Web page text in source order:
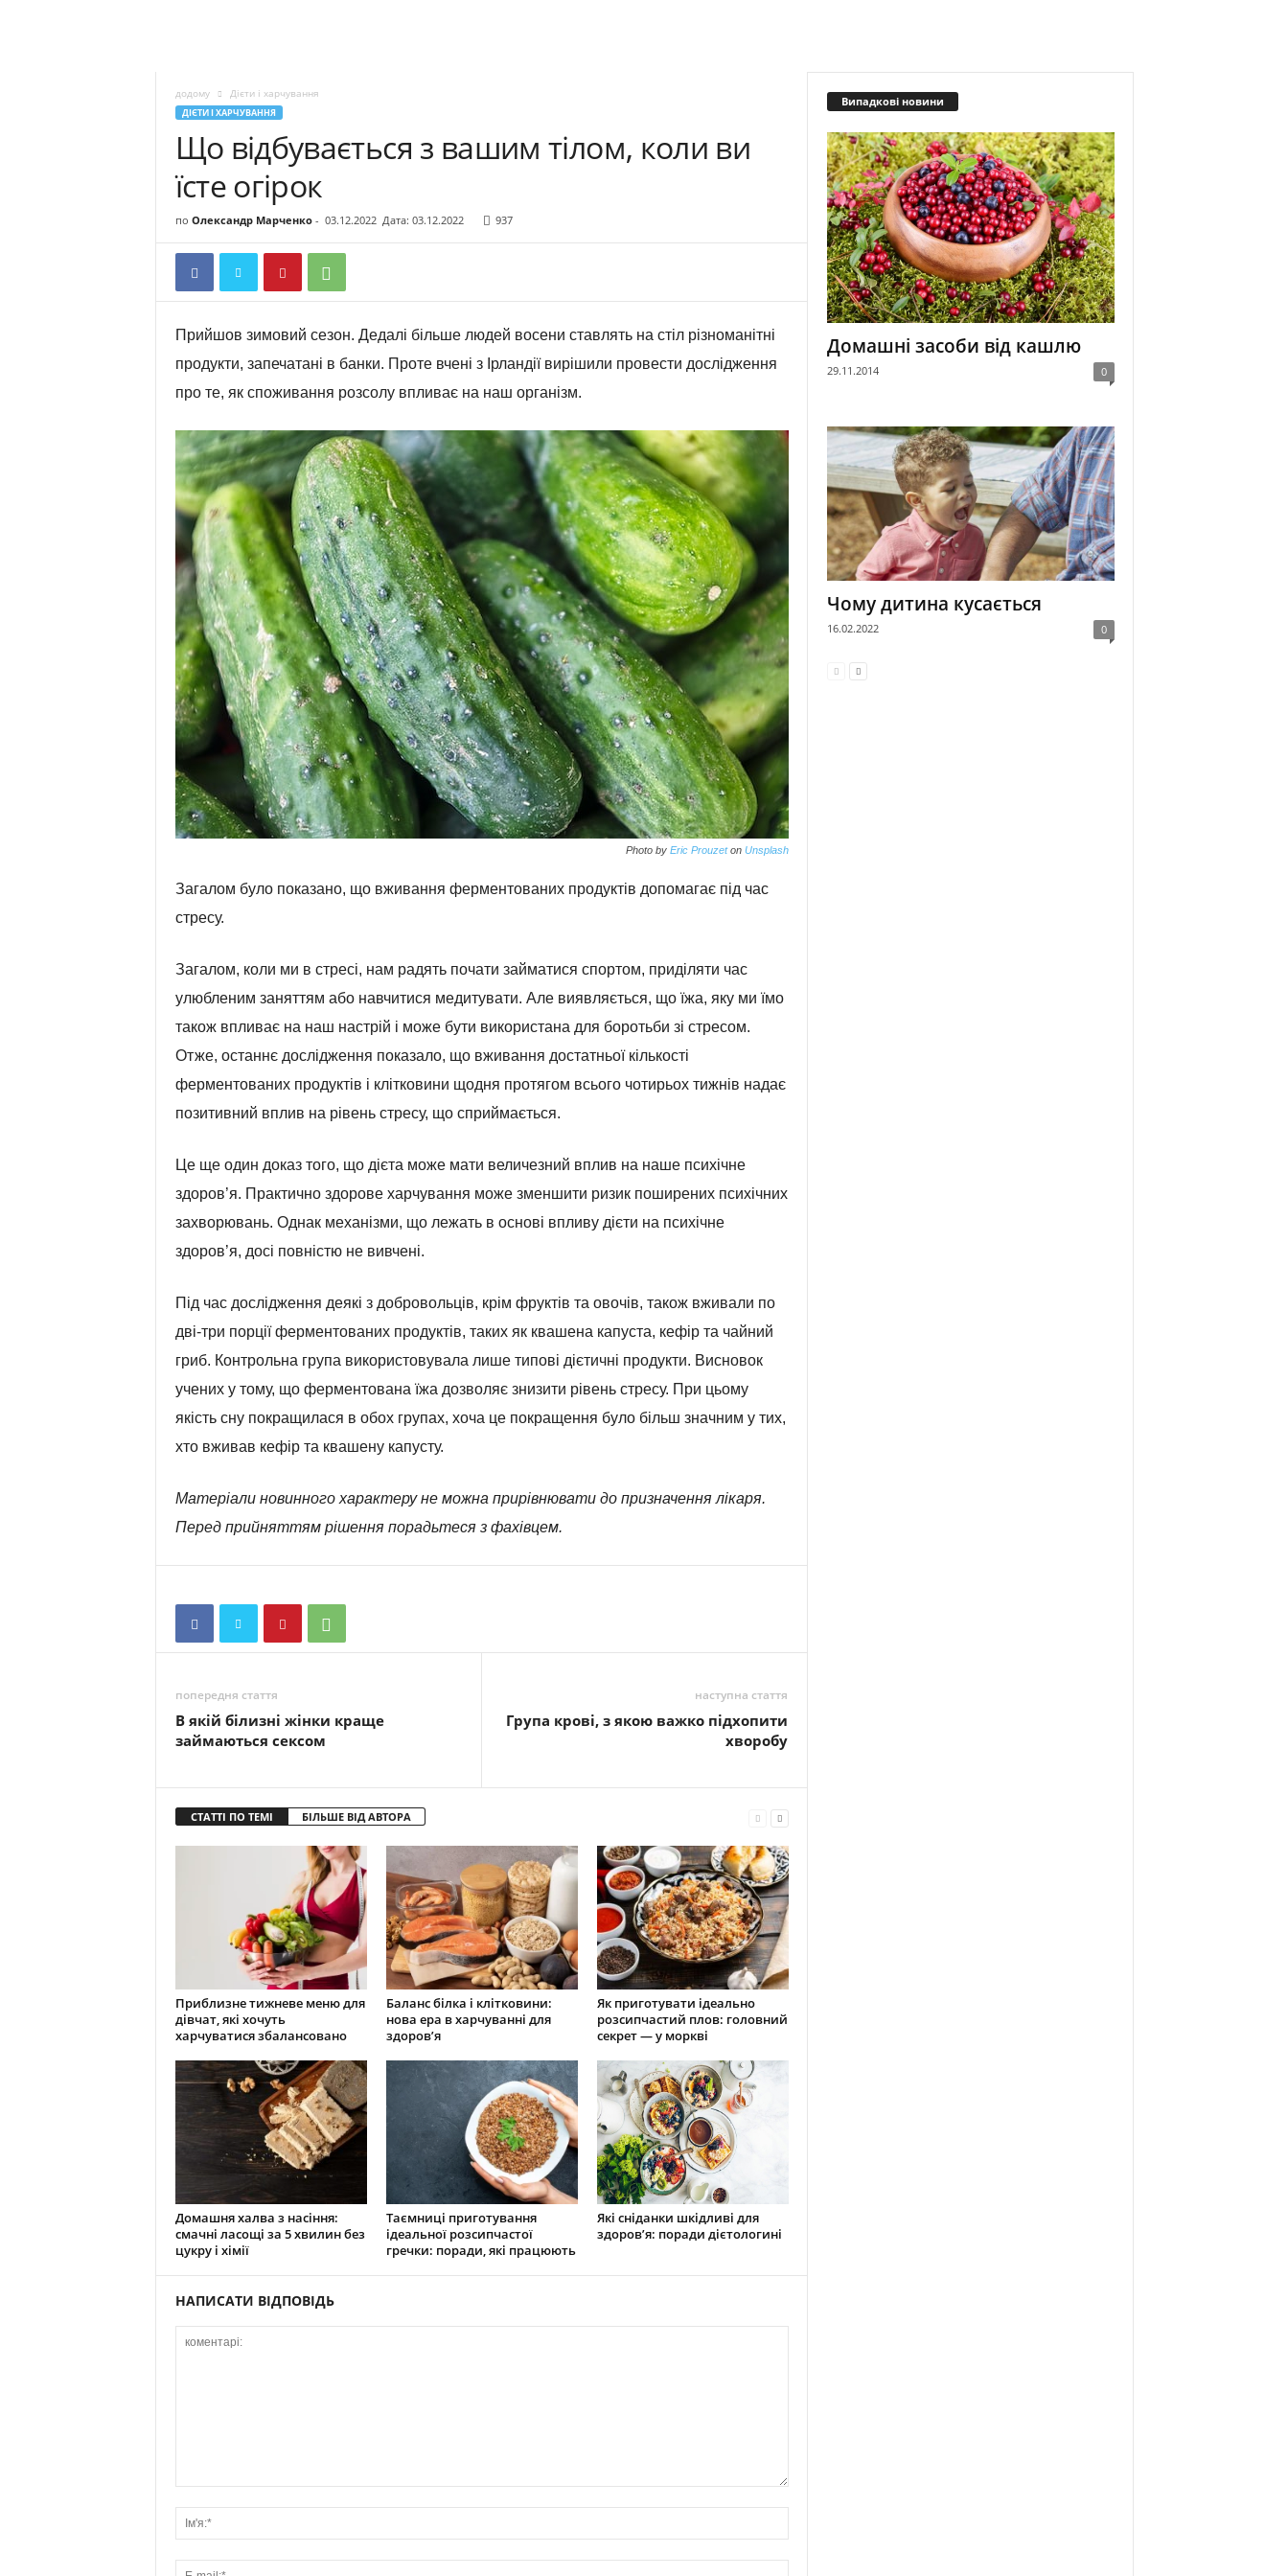
додому Дієти і харчування
ДІЄТИ І ХАРЧУВАННЯ
Що відбувається з вашим тілом, коли ви
їсте огірок
по Олександр Марченко- 03.12.2022 Дата: 03.12.2022 937
Прийшов зимовий сезон. Дедалі більше людей восени ставлять на стіл різноманітні
продукти, запечатані в банки. Проте вчені з Ірландії вирішили провести дослідження
про те, як споживання розсолу впливає на наш організм.
Photo by Eric Prouzeton Unsplash
Загалом було показано, що вживання ферментованих продуктів допомагає під час
стресу.
Загалом, коли ми в стресі, нам радять почати займатися спортом, приділяти час
улюбленим заняттям або навчитися медитувати. Але виявляється, що їжа, яку ми їмо
також впливає на наш настрій і може бути використана для боротьби зі стресом.
Отже, останнє дослідження показало, що вживання достатньої кількості
ферментованих продуктів і клітковини щодня протягом всього чотирьох тижнів надає
позитивний вплив на рівень стресу, що сприймається.
Це ще один доказ того, що дієта може мати величезний вплив на наше психічне
здоров’я. Практично здорове харчування може зменшити ризик поширених психічних
захворювань. Однак механізми, що лежать в основі впливу дієти на психічне
здоров’я, досі повністю не вивчені.
Під час дослідження деякі з добровольців, крім фруктів та овочів, також вживали по
дві-три порції ферментованих продуктів, таких як квашена капуста, кефір та чайний
гриб. Контрольна група використовувала лише типові дієтичні продукти. Висновок
учених у тому, що ферментована їжа дозволяє знизити рівень стресу. При цьому
якість сну покращилася в обох групах, хоча це покращення було більш значним у тих,
хто вживав кефір та квашену капусту.
Матеріали новинного характеру не можна прирівнювати до призначення лікаря.
Перед прийняттям рішення порадьтеся з фахівцем.
попередня стаття
В якій білизні жінки краще
займаються сексом
наступна стаття
Група крові, з якою важко підхопити
хворобу
СТАТТІ ПО ТЕМІ БІЛЬШЕ ВІД АВТОРА
Приблизне тижневе меню для
дівчат, які хочуть
харчуватися збалансовано
Баланс білка і клітковини:
нова ера в харчуванні для
здоров’я
Як приготувати ідеально
розсипчастий плов: головний
секрет — у моркві
Домашня халва з насіння:
смачні ласощі за 5 хвилин без
цукру і хімії
Таємниці приготування
ідеальної розсипчастої
гречки: поради, які працюють
Які сніданки шкідливі для
здоров’я: поради дієтологині
НАПИСАТИ ВІДПОВІДЬ
Випадкові новини
Домашні засоби від кашлю
29.11.2014 0
Чому дитина кусається
16.02.2022 0